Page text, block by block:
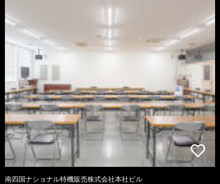
南四国ナショナル特機販売株式会社本社ビル